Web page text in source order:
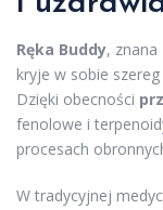
Ręka Buddy,
kryje w sobie
Dzięki obecności
fenolowe i
procesach
W tradycyjnej